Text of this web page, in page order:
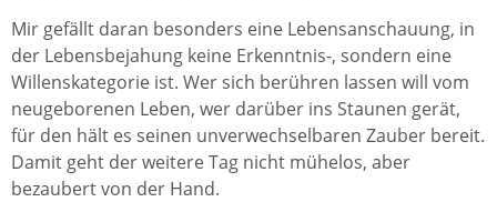
Mir gefällt daran besonders eine Lebensanschauung, in
der Lebensbejahung keine Erkenntnis-, sondern eine
Willenskategorie ist. Wer sich berühren lassen will vom
neugeborenen Leben, wer darüber ins Staunen gerät,
für den hält es seinen unverwechselbaren Zauber bereit.
Damit geht der weitere Tag nicht mühelos, aber
bezaubert von der Hand.